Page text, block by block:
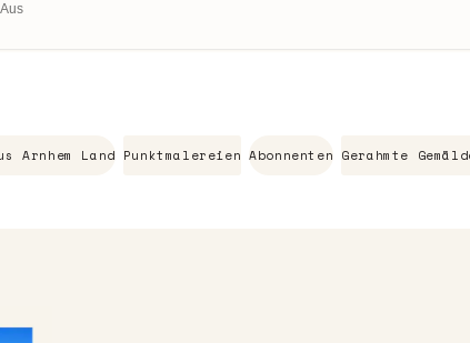
Arnhem Land Punktmalereien Abonnenten Gerahmte